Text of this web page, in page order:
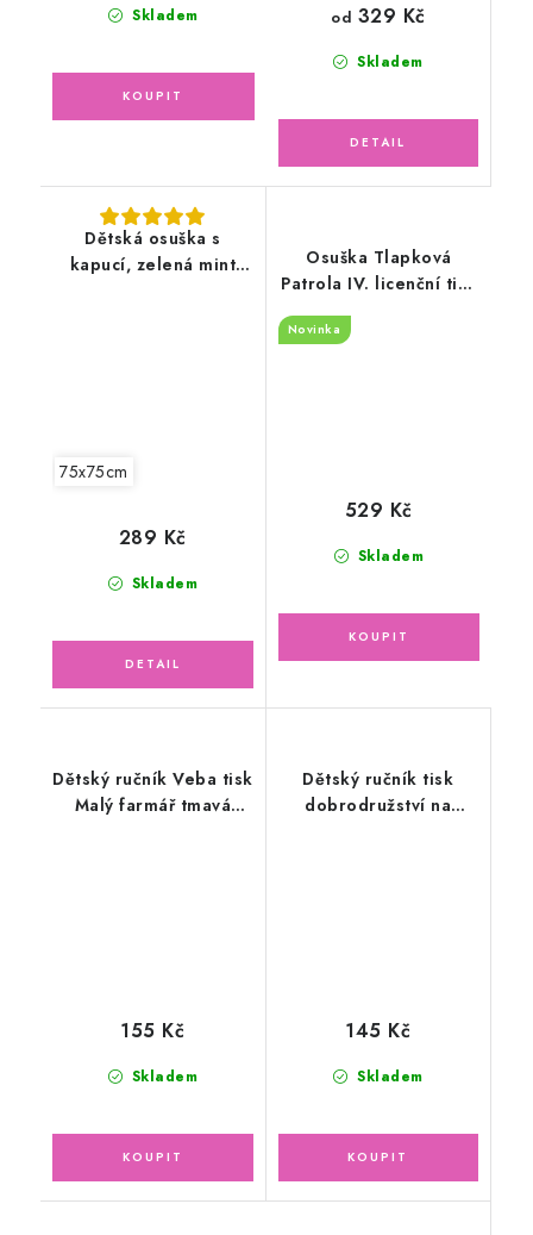
Skladem
Skladem
od 329 Kč
Dětská osuška s
kapucí, zelená mint
75x75cm
Skladem
289 Kč
Osuška Tlapková
Patrola IV. licenční tisk
70x140cm
Novinka
Skladem
529 Kč
Dětský ručník Veba tisk
Malý farmář tmavá
Skladem
155 Kč
Dětský ručník tisk
dobrodružství na
Skladem
145 Kč